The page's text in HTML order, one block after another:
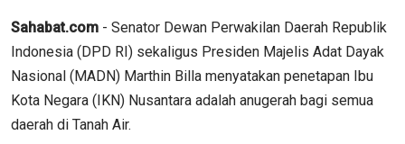
Sahabat.com - Senator Dewan Perwakilan Daerah Republik
Indonesia (DPD RI) sekaligus Presiden Majelis Adat Dayak
Nasional (MADN) Marthin Billa menyatakan penetapan Ibu
Kota Negara (IKN) Nusantara adalah anugerah bagi semua
daerah di Tanah Air.